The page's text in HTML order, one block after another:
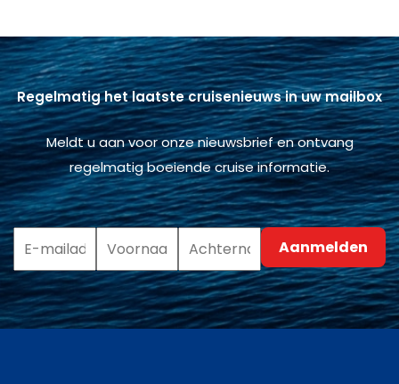
Regelmatig het laatste cruisenieuws in uw mailbox
Meldt u aan voor onze nieuwsbrief en ontvang
regelmatig boeiende cruise informatie.